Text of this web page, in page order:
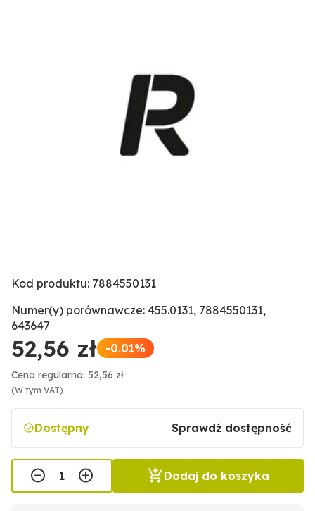
Kod produktu: 7884550131
Numer(y) porównawcze: 455.0131, 7884550131,
643647
52,56 zł -0.01%
Cena regularna: 52,56 zł
(W tym VAT)
Dostępny Sprawdź dostępność
Dodaj do koszyka